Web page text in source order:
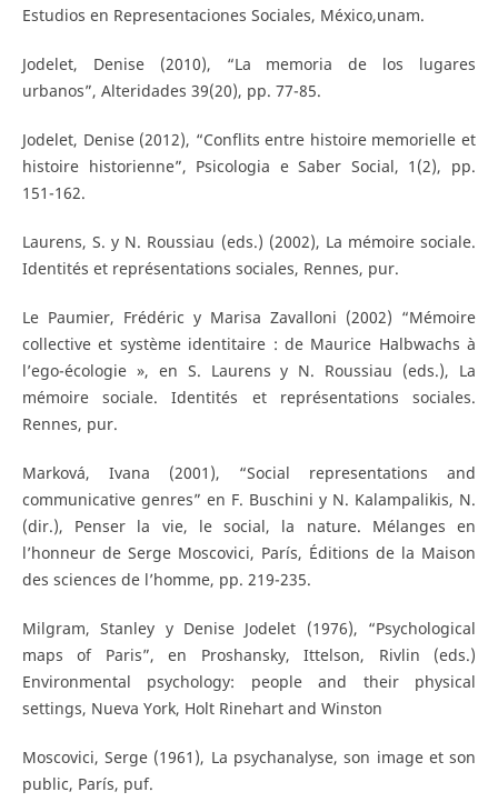
Estudios en Representaciones Sociales, México,unam.
Jodelet, Denise (2010), “La memoria de los lugares
urbanos”, Alteridades 39(20), pp. 77-85.
Jodelet, Denise (2012), “Conflits entre histoire memorielle et
histoire historienne”, Psicologia e Saber Social, 1(2), pp.
151-162.
Laurens, S. y N. Roussiau (eds.) (2002), La mémoire sociale.
Identités et représentations sociales, Rennes, pur.
Le Paumier, Frédéric y Marisa Zavalloni (2002) “Mémoire
collective et système identitaire : de Maurice Halbwachs à
l’ego-écologie », en S. Laurens y N. Roussiau (eds.), La
mémoire sociale. Identités et représentations sociales.
Rennes, pur.
Marková, Ivana (2001), “Social representations and
communicative genres” en F. Buschini y N. Kalampalikis, N.
(dir.), Penser la vie, le social, la nature. Mélanges en
l’honneur de Serge Moscovici, París, Éditions de la Maison
des sciences de l’homme, pp. 219-235.
Milgram, Stanley y Denise Jodelet (1976), “Psychological
maps of Paris”, en Proshansky, Ittelson, Rivlin (eds.)
Environmental psychology: people and their physical
settings, Nueva York, Holt Rinehart and Winston
Moscovici, Serge (1961), La psychanalyse, son image et son
public, París, puf.